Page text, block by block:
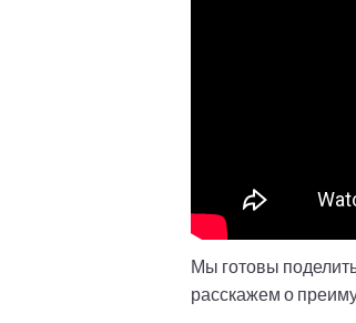
Мы готовы
расскажем о